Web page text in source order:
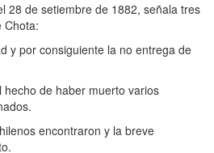
28 de setiembre de 1882, señala tres
Chota:
y por consiguiente la no entrega de
de haber muerto varios
encontraron y la breve